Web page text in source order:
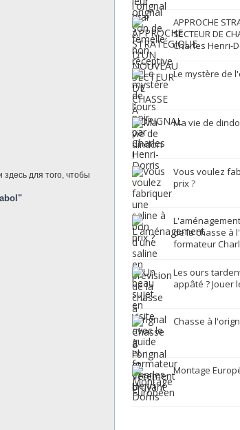
для того, чтобы
APPROCHE
SECTEUR DE
Charles Henri-
Le mystère de
Ma vie de
Vous voulez
prix ?
de la chasse à
formateur
Les ours
appâté ? Jouer
Chasse à
Montage